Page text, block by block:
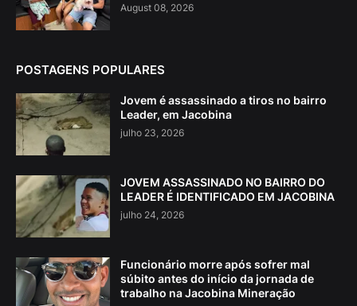
August 08, 2026
POSTAGENS POPULARES
Jovem é assassinado a tiros no bairro
Leader, em Jacobina
julho 23, 2026
JOVEM ASSASSINADO NO BAIRRO DO
LEADER É IDENTIFICADO EM JACOBINA
julho 24, 2026
Funcionário morre após sofrer mal
súbito antes do início da jornada de
trabalho na Jacobina Mineração